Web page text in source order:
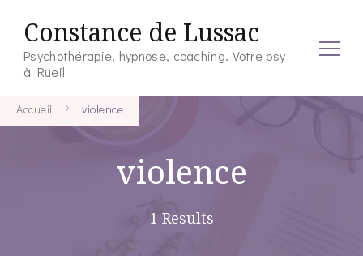
Constance de Lussac
Psychothérapie, hypnose, coaching. Votre psy
à Rueil
Accueil violence
violence
1 Results